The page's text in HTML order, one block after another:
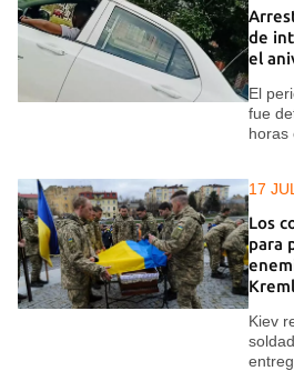
de
el
El
fue
horas
17
Los
para
Kiev